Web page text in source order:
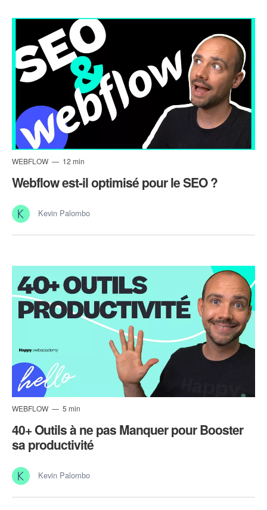
WEBFLOW 12 min
Webflow est-il optimisé pour le SEO ?
Kevin Palombo
WEBFLOW 5 min
40+ Outils à ne pas Manquer pour Booster
sa productivité
Kevin Palombo